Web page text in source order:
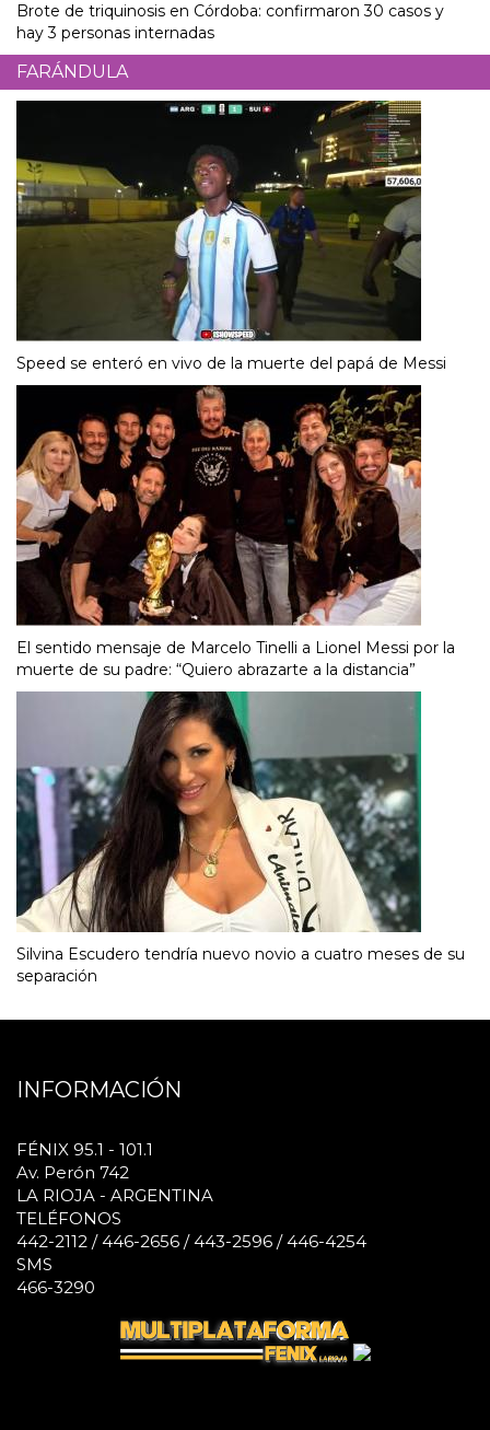
Brote de triquinosis en Córdoba: confirmaron 30 casos y
hay 3 personas internadas
FARÁNDULA
Speed se enteró en vivo de la muerte del papá de Messi
El sentido mensaje de Marcelo Tinelli a Lionel Messi por la
muerte de su padre: “Quiero abrazarte a la distancia”
Silvina Escudero tendría nuevo novio a cuatro meses de su
separación
INFORMACIÓN
FÉNIX 95.1 - 101.1
Av. Perón 742
LA RIOJA - ARGENTINA
TELÉFONOS
442-2112 / 446-2656 / 443-2596 / 446-4254
SMS
466-3290